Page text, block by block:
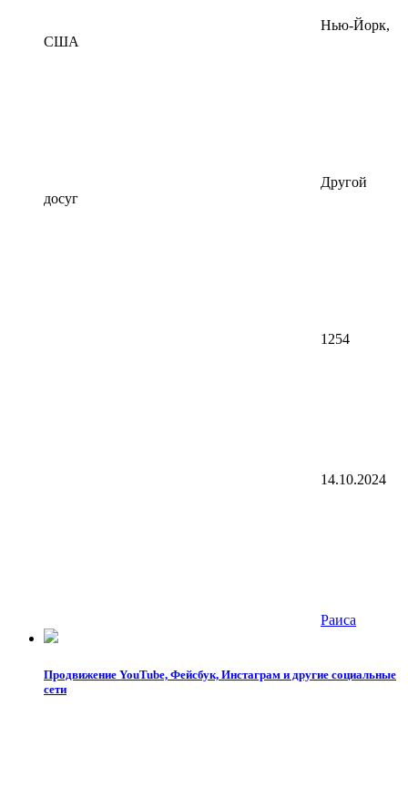
Нью-Йорк,
США
Другой
досуг
1254
14.10.2024
Раиса
Продвижение YouTube, Фейсбук, Инстаграм и другие социальные
сети